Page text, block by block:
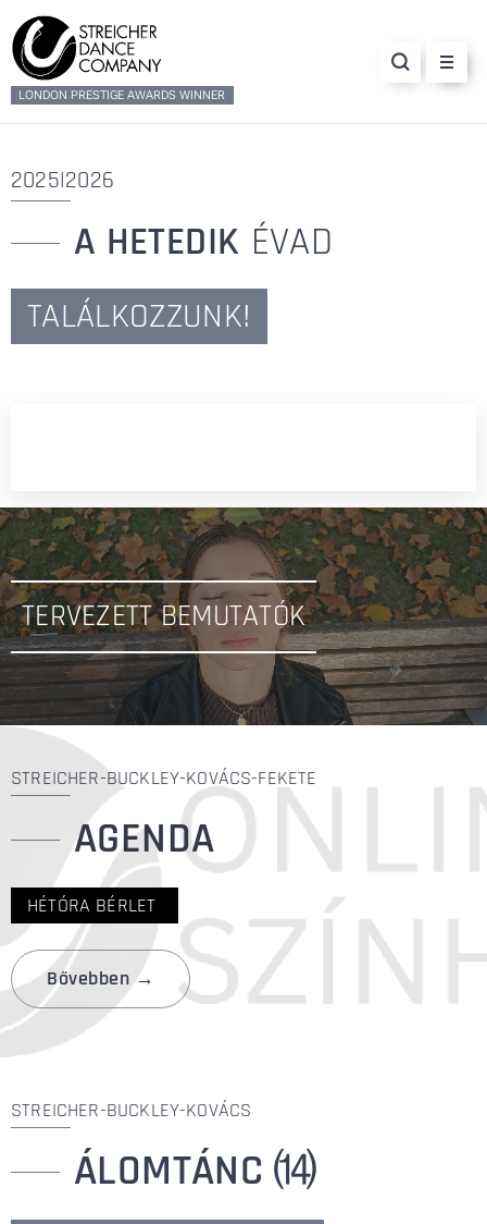
LONDON PRESTIGE AWARDS WINNER
2025|2026
A HETEDIK ÉVAD
TALÁLKOZZUNK!
TERVEZETT BEMUTATÓK
STREICHER-BUCKLEY-KOVÁCS-FEKETE
AGENDA
HÉTÓRA BÉRLET
Bővebben →
STREICHER-BUCKLEY-KOVÁCS
ÁLOMTÁNC ⒁